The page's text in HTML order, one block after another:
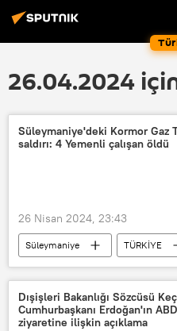
26.04.2024
Süleymaniye'deki Kormor Gaz
saldırı: 4 Yemenli çalışan öldü
26 Nisan 2024, 23:43
Süleymaniye
TÜRKİYE
intihar saldırısı
İHA
İHA
İnsansız Hava Aracı
İHA
Saldırı
IKBY
Dışişleri Bakanlığı Sözcüsü
Cumhurbaşkanı Erdoğan'ın ABD
ziyaretine ilişkin açıklama